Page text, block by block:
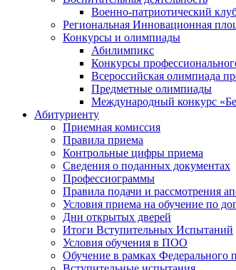
Военно-патриотический
Региональная Инновационная
Конкурсы и олимпиады
Абилимпикс
Конкурсы
Всероссийская олимпиада
Предметные олимпиады
Международный конкурс
Абитуриенту
Приемная комиссия
Правила приема
Контрольные цифры приема
Сведения о поданных документах
Профессиограммы
Правила подачи и рассмотрения
Условия приема на обучение по
Дни открытых дверей
Итоги Вступительных Испытаний
Условия обучения в ПОО
Обучение в рамках Федерального